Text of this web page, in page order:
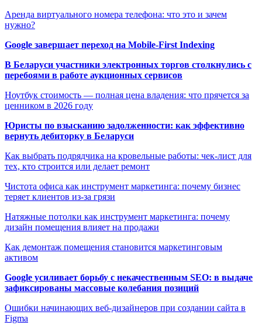
Аренда виртуального номера телефона: что это и зачем
нужно?
Google завершает переход на Mobile-First Indexing
В Беларуси участники электронных торгов столкнулись с
перебоями в работе аукционных сервисов
Ноутбук стоимость — полная цена владения: что прячется за
ценником в 2026 году
Юристы по взысканию задолженности: как эффективно
вернуть дебиторку в Беларуси
Как выбрать подрядчика на кровельные работы: чек-лист для
тех, кто строится или делает ремонт
Чистота офиса как инструмент маркетинга: почему бизнес
теряет клиентов из-за грязи
Натяжные потолки как инструмент маркетинга: почему
дизайн помещения влияет на продажи
Как демонтаж помещения становится маркетинговым
активом
Google усиливает борьбу с некачественным SEO: в выдаче
зафиксированы массовые колебания позиций
Ошибки начинающих веб-дизайнеров при создании сайта в
Figma